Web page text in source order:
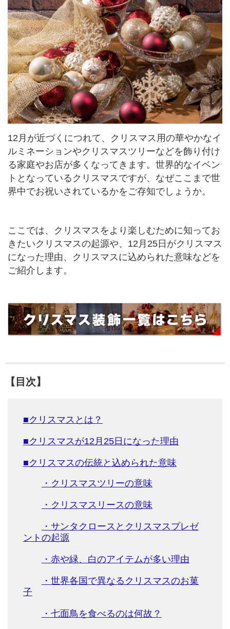
12月が近づくにつれて、クリスマス用の華やかなイ
ルミネーションやクリスマスツリーなどを飾り付け
る家庭やお店が多くなってきます。世界的なイベン
トとなっているクリスマスですが、なぜここまで世
界中でお祝いされているかをご存知でしょうか。
ここでは、クリスマスをより楽しむために知ってお
きたいクリスマスの起源や、12月25日がクリスマス
になった理由、クリスマスに込められた意味などを
ご紹介します。
【目次】
■クリスマスとは？
■クリスマスが12月25日になった理由
■クリスマスの伝統と込められた意味
・クリスマスツリーの意味
・クリスマスリースの意味
・サンタクロースとクリスマスプレゼ
ントの起源
・赤や緑、白のアイテムが多い理由
・世界各国で異なるクリスマスのお菓
子
・七面鳥を食べるのは何故？